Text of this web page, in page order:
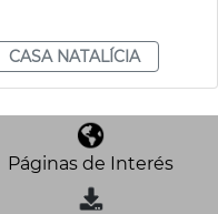
CASA NATALÍCIA
Páginas de Interés